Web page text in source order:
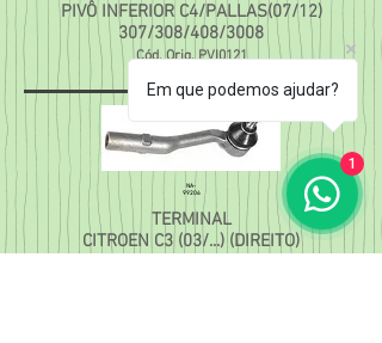
PIVÔ INFERIOR C4/PALLAS(07/12)
307/308/408/3008
Cód. Orig. PVI0121
NA-
99206
TERMINAL
CITROEN C3 (03/...) (DIREITO)
Em que podemos ajudar?
1